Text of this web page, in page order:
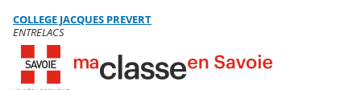
Menu de la rubrique
Contenu
COLLEGE JACQUES PREVERT
ENTRELACS